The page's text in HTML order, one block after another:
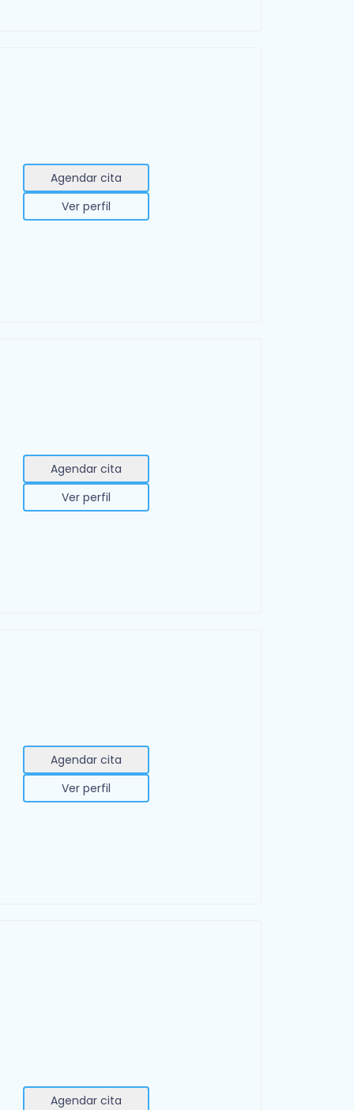
Agendar cita
Ver perfil
Agendar cita
Ver perfil
Agendar cita
Ver perfil
Agendar cita